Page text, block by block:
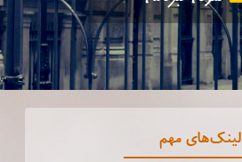
لینک‌های مهم